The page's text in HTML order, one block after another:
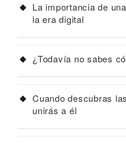
La importancia de
la era digital
¿Todavía no sabes
Cuando descubras
unirás a él